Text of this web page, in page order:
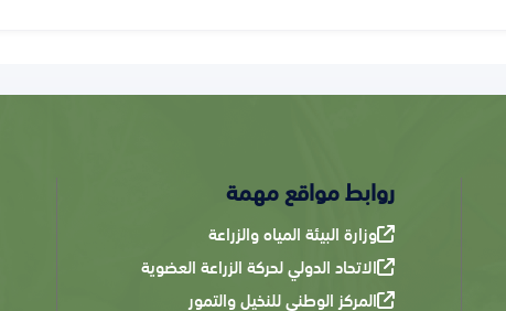
روابط مواقع مهمة
وزارة البيئة المياه والزراعة
الاتحاد الدولي لحركة الزراعة العضوية
المركز الوطني للنخيل والتمور